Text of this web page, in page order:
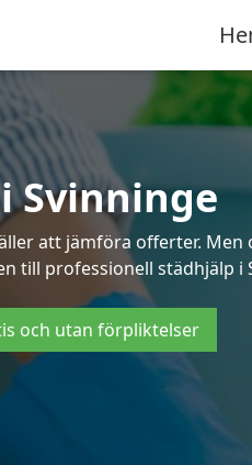
Svinninge
att jämföra offerter.
till professionell städhjälp i
och utan förpliktelser